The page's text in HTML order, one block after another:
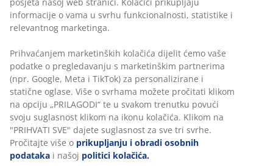
Komentari
(0)
Dostava
Personaliziramo vaše iskustvo
U JYSKu koristimo kolačiće i mobilne identifikatore kako bismo
osigurali dobro korisničko iskustvo prilikom posjeta našoj web